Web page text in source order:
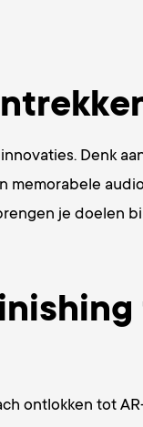
Denk
memorabele
je doelen
ontlokken tot